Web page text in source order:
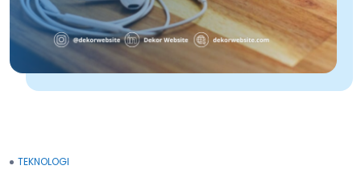
TEKNOLOGI